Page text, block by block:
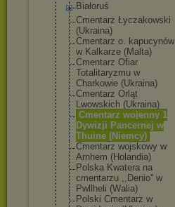
Białoruś
Cmentarz Łyczakowski
(Ukraina)
Cmentarz o. kapucynów
w Kalkarze (Malta)
Cmentarz Ofiar
Totalitaryzmu w
Charkowie (Ukraina)
Cmentarz Orląt
Lwowskich (Ukraina)
Cmentarz wojenny 1
Dywizji Pancernej w
Thuine (Niemcy)
Cmentarz wojskowy w
Arnhem (Holandia)
Polska Kwatera na
cmentarzu ,,Denio'' w
Pwllheli (Walia)
Polski Cmentarz w